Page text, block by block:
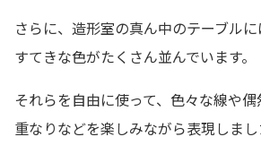
さらに、造形室の真ん中のテーブル
すてきな色がたくさん並んでいます。
それらを自由に使って、色々な線や
重なりなどを楽しみながら表現しまし